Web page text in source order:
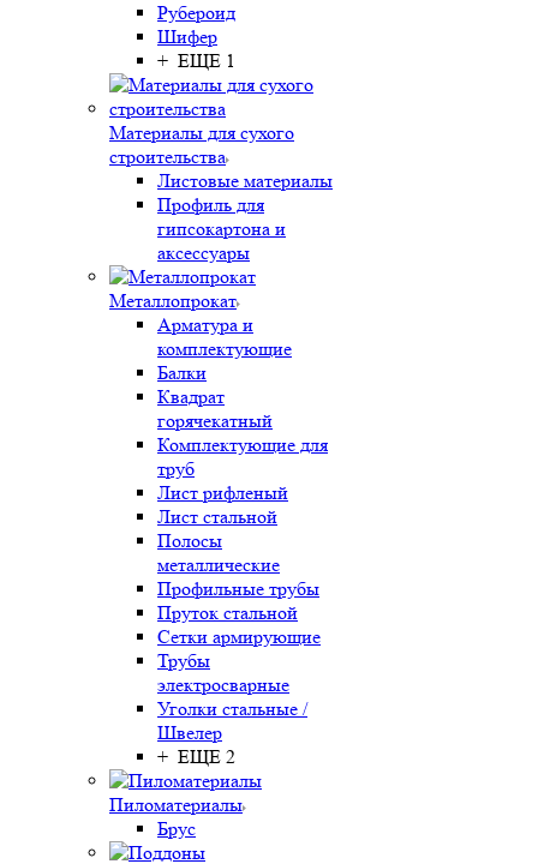
Рубероид
Шифер
+ ЕЩЕ 1
Материалы для сухого
строительства
Листовые материалы
Профиль для
гипсокартона и
аксессуары
Металлопрокат
Арматура и
комплектующие
Балки
Квадрат
горячекатный
Комплектующие для
труб
Лист рифленый
Лист стальной
Полосы
металлические
Профильные трубы
Пруток стальной
Сетки армирующие
Трубы
электросварные
Уголки стальные /
Швелер
+ ЕЩЕ 2
Пиломатериалы
Брус